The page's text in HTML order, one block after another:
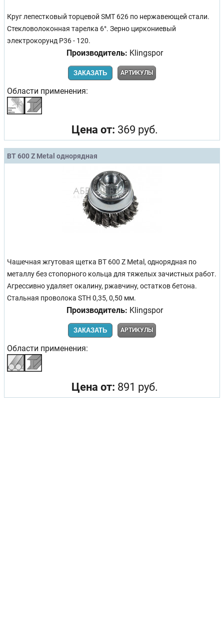
Круг лепестковый торцевой SMT 626 по нержавеющей стали.
Стекловолоконная тарелка 6°. Зерно циркониевый
электрокорунд Р36 - 120.
Производитель: Klingspor
ЗАКАЗАТЬ АРТИКУЛЫ
Области применения:
Цена от: 369 руб.
BT 600 Z Metal однорядная
Чашечная жгутовая щетка BT 600 Z Metal, однорядная по
металлу без стопорного кольца для тяжелых зачистных работ.
Агрессивно удаляет окалину, ржавчину, остатков бетона.
Стальная проволока STH 0,35, 0,50 мм.
Производитель: Klingspor
ЗАКАЗАТЬ АРТИКУЛЫ
Области применения:
Цена от: 891 руб.